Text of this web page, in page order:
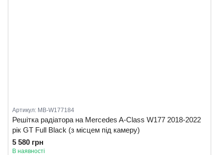
Артикул: MB-W177184
Решітка радіатора на Mercedes A-Class W177 2018-2022
рік GT Full Black (з місцем під камеру)
5 580 грн
В наявності